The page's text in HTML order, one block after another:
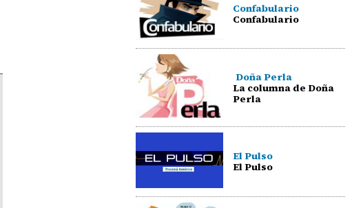
Confabulario
Confabulario
Doña Perla
La columna de Doña
Perla
El Pulso
El Pulso